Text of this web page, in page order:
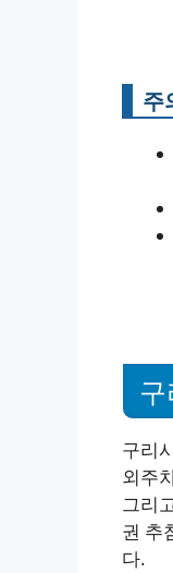
주
구리
외주
그리
권 추
다.